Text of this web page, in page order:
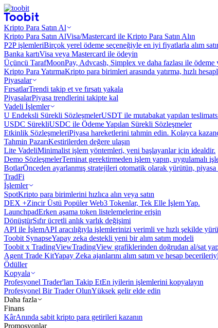
Kripto Para Satın Al
Kripto Para Satın AlVisa/Mastercard ile Kripto Para Satın Alın
P2P işlemleriBirçok yerel ödeme seçeneğiyle en iyi fiyatlarla alım
Banka kartıVisa veya Mastercard ile ödeyin
Üçüncü TarafMoonPay, Advcash, Simplex ve daha fazlası ile ödeme
Kripto Para YatırmaKripto para birimleri arasında yatırma, hızlı
Piyasalar
FırsatlarTrendi takip et ve fırsatı yakala
PiyasalarPiyasa trendlerini takipte kal
Vadeli İşlemler
U Endeksli Sürekli SözleşmelerUSDT ile mutabakat yapılan
USDC SürekliUSDC ile Ödeme Yapılan Sürekli Sözleşmeler
Etkinlik SözleşmeleriPiyasa hareketlerini tahmin edin. Kolayca
Tahmin PazarıKestirilerden değere ulaşın
Lite VadeliMinimalist işlem yöntemleri, yeni başlayanlar için idealdir.
Demo SözleşmelerTeminat gerektirmeden işlem yapın, uygulamalı
BotlarÖnceden ayarlanmış stratejileri otomatik olarak yürütün, piyasa
TradFi
İşlemler
SpotKripto para birimlerini hızlıca alın veya satın
DEX +Zincir Üstü Popüler Web3 Tokenlar, Tek Elle İşlem Yap.
LaunchpadErken aşama token listelemelerine erişin
DönüştürSıfır ücretli anlık varlık değişimi
API ile İşlemAPI aracılığıyla işlemlerinizi verimli ve hızlı şekilde
Toobit SynapseYapay zeka destekli yeni bir alım satım modeli
Toobit x TradingViewTradingView grafiklerinden doğrudan al/sat
Agent Trade KitYapay Zeka ajanlarını alım satım ve hesap
Ödüller
Kopyala
Profesyonel Trader'ları Takip EtEn iyilerin işlemlerini kopyalayın
Profesyonel Bir Trader OlunYüksek gelir elde edin
Daha fazla
Finans
KârAnında sabit kripto para getirileri kazanın
Promosyonlar